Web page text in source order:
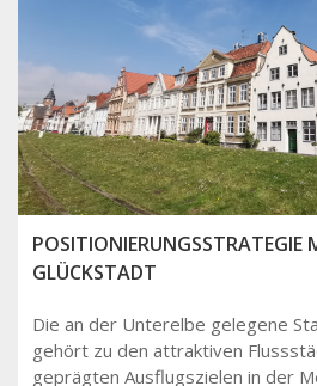
POSITIONIERUNGSSTRATEGIE
GLÜCKSTADT
Die an der Unterelbe gelegene
gehört zu den attraktiven
geprägten Ausflugszielen in der